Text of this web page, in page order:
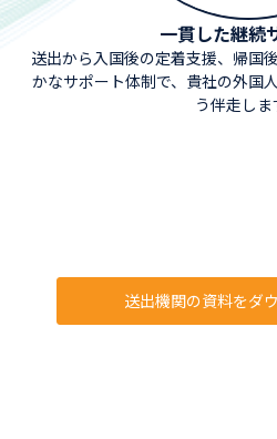
一貫した継続
送出から入国後の定着支援、帰国
かなサポート体制で、貴社の外国
う伴走しま
送出機関の資料をダ